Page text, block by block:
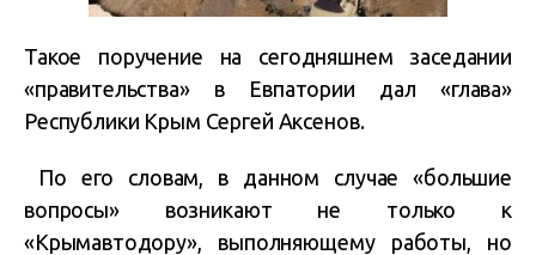
Такое поручение на сегодняшнем заседании
«правительства» в Евпатории дал «глава»
Республики Крым Сергей Аксенов.
По его словам, в данном случае «большие
вопросы» возникают не только к
«Крымавтодору», выполняющему работы, но